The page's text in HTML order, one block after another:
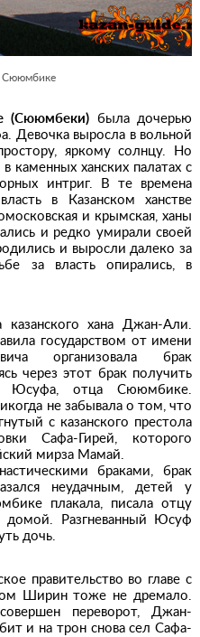
Сююмбике
(Сююмбеки) была дочерью
Девочка выросла в вольной
яркому солнцу. Но
каменных ханских палатах с
интриг. В те времена
в Казанском ханстве
и крымская, ханы
и редко умирали своей
и выросли далеко за
за власть опирались, в
хана Джан-Али.
государством от имени
организовала брак
через этот брак получить
Юсуфа, отца Сююмбике.
не забывала о том, что
с казанского престола
Сафа-Гирей, которого
мирза Мамай.
браками, брак
неудачным, детей у
плакала, писала отцу
домой. Разгневанный Юсуф
дочь.
правительство во главе с
Ширин тоже не дремало.
переворот, Джан-
и на трон снова сел Сафа-